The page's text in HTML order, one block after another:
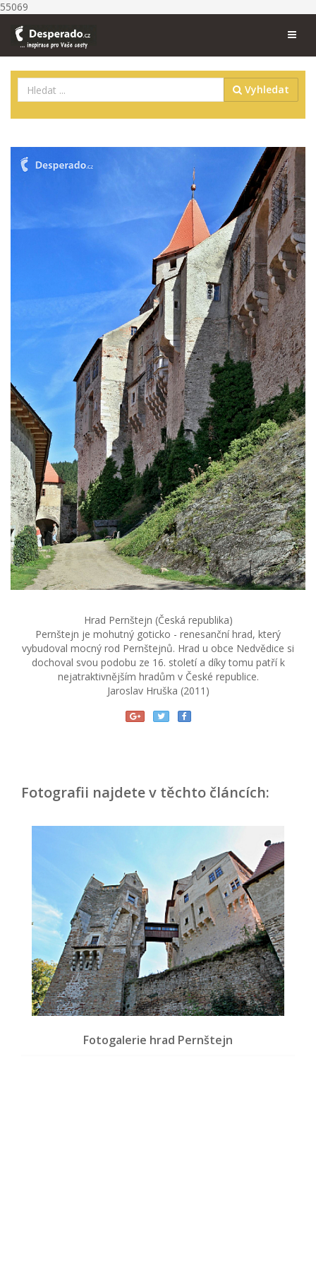
55069
Vyhledat
Hrad Pernštejn (Česká republika)
Pernštejn je mohutný goticko - renesanční hrad, který
vybudoval mocný rod Pernštejnů. Hrad u obce Nedvědice si
dochoval svou podobu ze 16. století a díky tomu patří k
nejatraktivnějším hradům v České republice.
Jaroslav Hruška (2011)
Fotografii najdete v těchto článcích:
Fotogalerie hrad Pernštejn